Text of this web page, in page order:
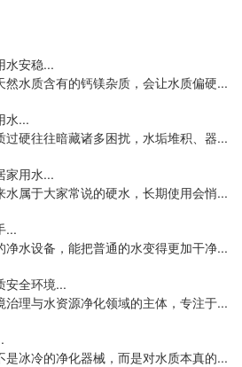
水安稳...
然水质含有的钙镁杂质，会让水质偏硬...
水...
过硬往往暗藏诸多困扰，水垢堆积、器...
家用水...
水属于大家常说的硬水，长期使用会悄...
...
水设备，能把普通的水变得更加干净...
安全环境...
理与水资源净化领域的主体，专注于...
冰冷的净化器械，而是对水质本真的...